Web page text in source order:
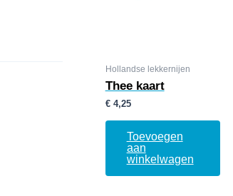
Hollandse lekkernijen
Thee kaart
€4,25
Toevoegen
aan
winkelwagen